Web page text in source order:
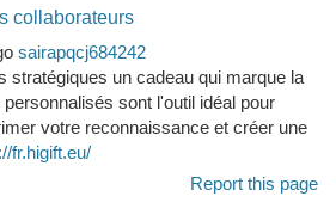
collaborateurs
sairapqcj684242
stratégiques un cadeau qui marque la
sont l'outil idéal pour
votre reconnaissance et créer une
fr.higift.eu/
Report this page